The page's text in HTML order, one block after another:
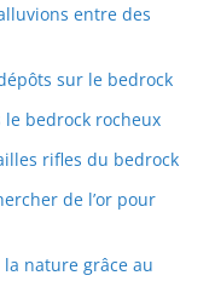
entre des
sur le bedrock
le bedrock rocheux
rifles du bedrock
de l’or pour
nature grâce au